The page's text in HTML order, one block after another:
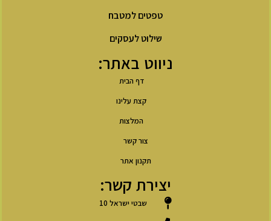
טפטים למטבח
שילוט לעסקים
ניווט באתר:
דף הבית
קצת עלינו
המלצות
צור קשר
תקנון אתר
יצירת קשר:
שבטי ישראל 10